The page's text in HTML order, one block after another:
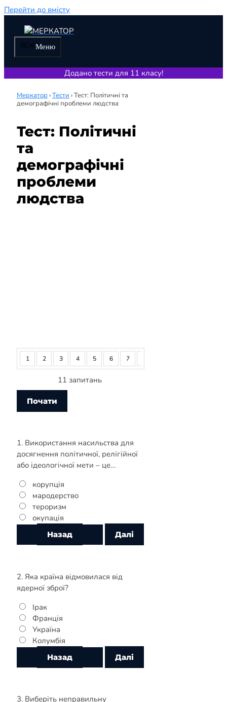
Перейти до вмісту
Меню
Додано тести для 11 класу!
Меркатор ›Тести ›Тест: Політичні та
демографічні проблеми людства
Тест: Політичні
та
демографічні
проблеми
людства
1 2 3 4 5 6 7
11 запитань
1. Використання насильства для
досягнення політичної, релігійної
або ідеологічної мети – це…
корупція
мародерство
тероризм
окупація
2. Яка країна відмовилася від
ядерної зброї?
Ірак
Франція
Україна
Колумбія
3. Виберіть неправильну